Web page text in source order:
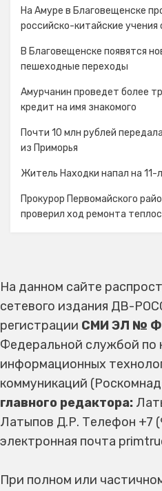
На Амуре в Благовещенске
российско-китайские учения
В Благовещенске появятся
пешеходные переходы
Амурчанин проведет более
кредит на имя знакомого
Почти 10 млн рублей
из Приморья
Житель Находки напал на 11-
Прокурор Первомайского
проверил ход ремонта
На данном сайте
сетевого издания ДВ-
регистрации СМИ ЭЛ №
Федеральной службой по
информационных
коммуникаций
главного редактора:
Латыпов Д.Р. Телефон +7
электронная почта
При полном или